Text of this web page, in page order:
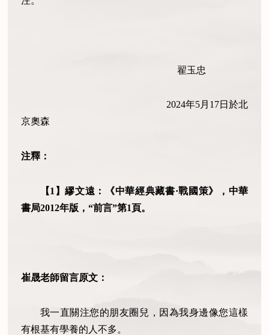
翟玉忠
2024年5月17日於北
京奧森
注釋：
【1】繆文遠：《中華經典藏書·戰國策》，中華
書局2012年版，“前言”第1頁。
崔晟老師留言原文：
我一直關注您的朋友圈兒，因為我身邊像您這樣
有根基有學養的人不多。